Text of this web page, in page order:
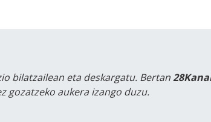
bilatzailean eta deskargatu. Bertan
gozatzeko aukera izango duzu.